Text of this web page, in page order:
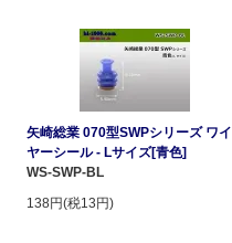
矢崎総業 070型SWPシリーズ ワイ
ヤーシール - Lサイズ[青色]
WS-SWP-BL
138円(税13円)